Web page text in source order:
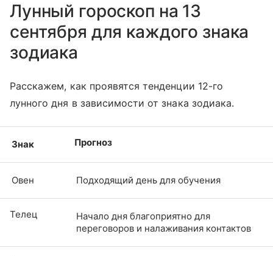
Лунный гороскоп на 13
сентября для каждого знака
зодиака
Расскажем, как проявятся тенденции 12-го
лунного дня в зависимости от знака зодиака.
Знак Прогноз
Овен Подходящий день для обучения
Телец
Начало дня благоприятно для
переговоров и налаживания контактов